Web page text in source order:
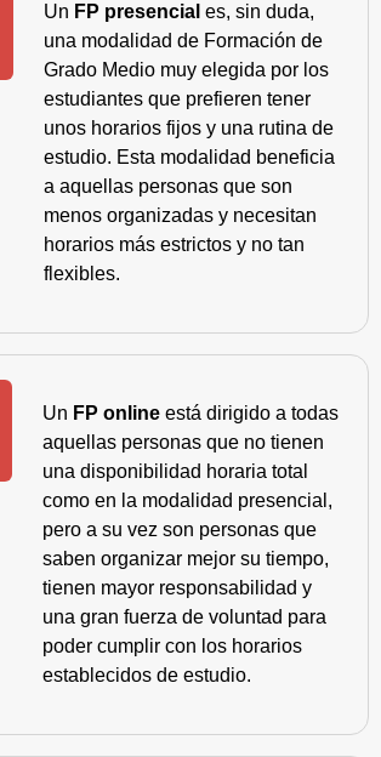
Un FP presencial es, sin duda,
una modalidad de Formación de
Grado Medio muy elegida por los
estudiantes que prefieren tener
unos horarios fijos y una rutina de
estudio. Esta modalidad beneficia
a aquellas personas que son
menos organizadas y necesitan
horarios más estrictos y no tan
flexibles.
Un FP online está dirigido a todas
aquellas personas que no tienen
una disponibilidad horaria total
como en la modalidad presencial,
pero a su vez son personas que
saben organizar mejor su tiempo,
tienen mayor responsabilidad y
una gran fuerza de voluntad para
poder cumplir con los horarios
establecidos de estudio.